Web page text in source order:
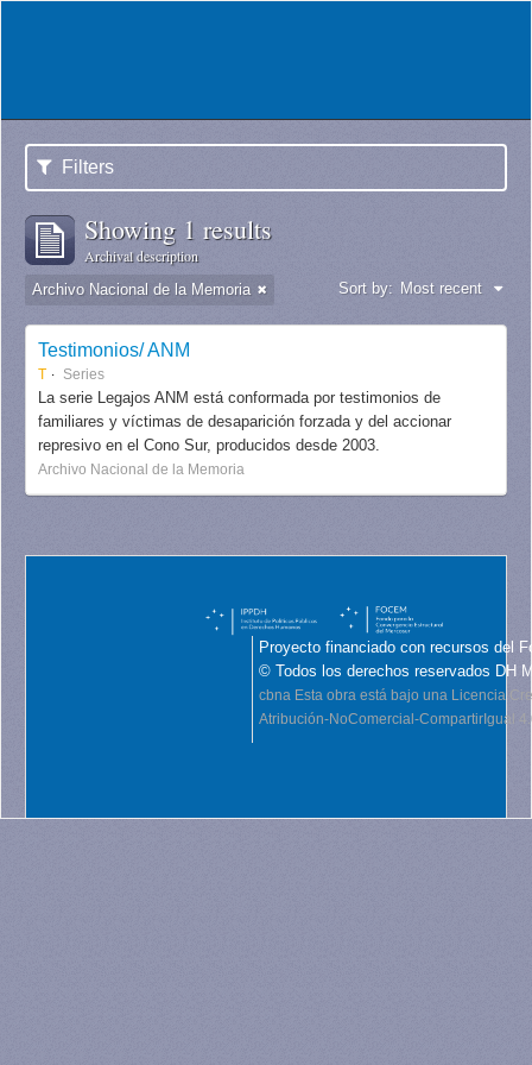
Filters
Showing 1 results
Archival description
Archivo Nacional de la Memoria Sort by: Most recent
Testimonios/ ANM
T Series
La serie Legajos ANM está conformada por testimonios de
familiares y víctimas de desaparición forzada y del accionar
represivo en el Cono Sur, producidos desde 2003.
Archivo Nacional de la Memoria
Proyecto financiado con recursos del
© Todos los derechos reservados DH
cbna Esta obra está bajo una Licencia
Atribución-NoComercial-CompartirIgual